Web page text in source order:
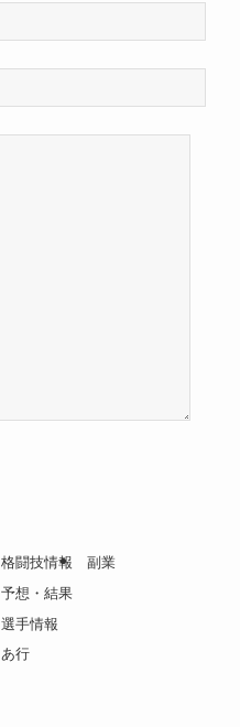
格闘技情報
予想・結果
選手情報
あ行
副業